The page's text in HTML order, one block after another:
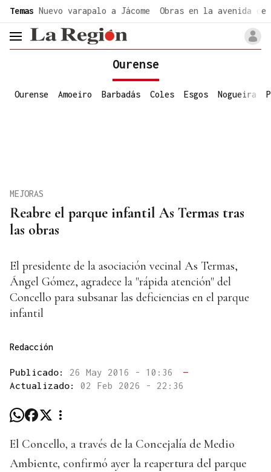
Temas Nuevo varapalo a Jácome Obras en la avenida de
header.menu.open
Ourense
Ourense Amoeiro Barbadás Coles Esgos Nogueira
Reabre el parque infantil As Termas tras
las obras
MEJORAS
El presidente de la asociación vecinal As Termas,
Ángel Gómez, agradece la "rápida atención" del
Concello para subsanar las deficiencias en el parque
infantil
Redacción
Publicado: 26 May 2016 - 10:36
—
Actualizado: 02 Feb 2026 - 22:36
El Concello, a través de la Concejalía de Medio
Ambiente, confirmó ayer la reapertura del parque